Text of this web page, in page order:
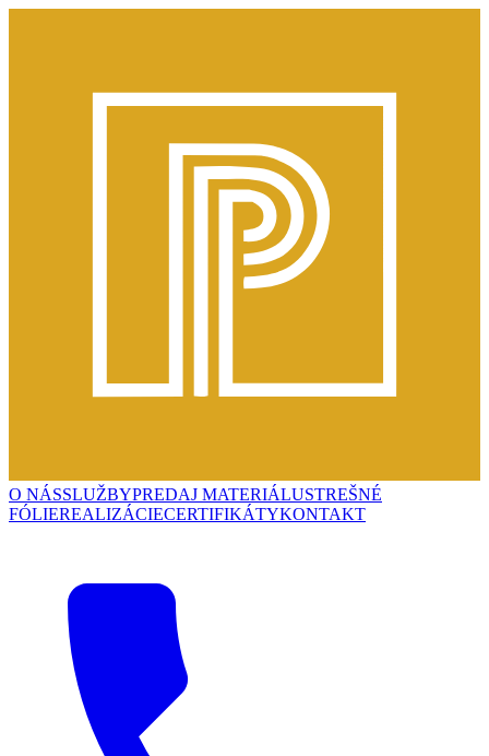
O NÁSSLUŽBYPREDAJ MATERIÁLUSTREŠNÉ
FÓLIEREALIZÁCIECERTIFIKÁTYKONTAKT